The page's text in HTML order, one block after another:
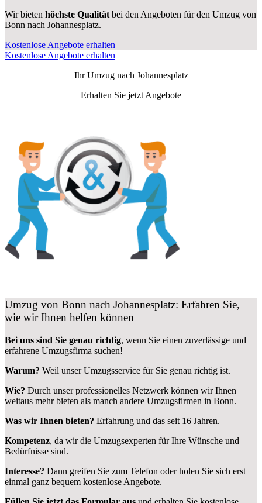
Wir bieten höchste Qualität bei den Angeboten für den Umzug von
Bonn nach Johannesplatz.
Kostenlose Angebote erhalten
Kostenlose Angebote erhalten
Ihr Umzug nach Johannesplatz
Erhalten Sie jetzt Angebote
Umzug von Bonn nach Johannesplatz: Erfahren Sie,
wie wir Ihnen helfen können
Bei uns sind Sie genau richtig, wenn Sie einen zuverlässige und
erfahrene Umzugsfirma suchen!
Warum? Weil unser Umzugsservice für Sie genau richtig ist.
Wie? Durch unser professionelles Netzwerk können wir Ihnen
weitaus mehr bieten als manch andere Umzugsfirmen in Bonn.
Was wir Ihnen bieten? Erfahrung und das seit 16 Jahren.
Kompetenz, da wir die Umzugsexperten für Ihre Wünsche und
Bedürfnisse sind.
Interesse? Dann greifen Sie zum Telefon oder holen Sie sich erst
einmal ganz bequem kostenlose Angebote.